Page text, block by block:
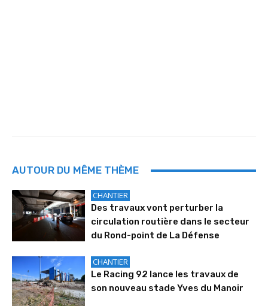
AUTOUR DU MÊME THÈME
CHANTIER
Des travaux vont perturber la
circulation routière dans le secteur
du Rond-point de La Défense
CHANTIER
Le Racing 92 lance les travaux de
son nouveau stade Yves du Manoir